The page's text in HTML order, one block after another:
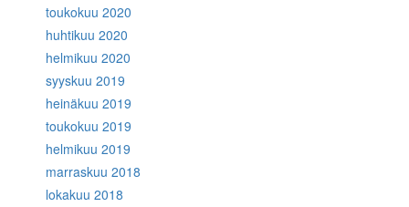
toukokuu 2020
huhtikuu 2020
helmikuu 2020
syyskuu 2019
heinäkuu 2019
toukokuu 2019
helmikuu 2019
marraskuu 2018
lokakuu 2018